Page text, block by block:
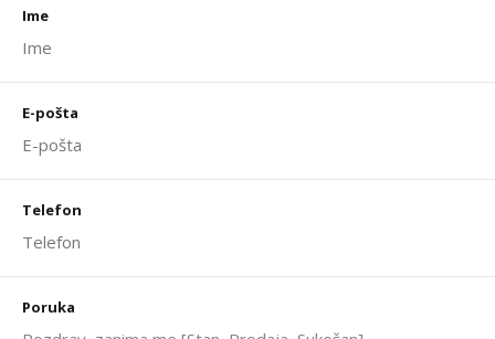
Ime
E-pošta
Telefon
Poruka